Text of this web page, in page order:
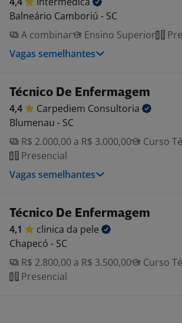
Balneário Camboriú - SC
A combinar
Ensino Superior
Vagas semelhantes
Técnico De Enfermagem
4,4 Carpediem Consultoria
Blumenau - SC
R$ 2.000,00 a R$ 3.000,00
Curso
Presencial
Vagas semelhantes
Técnico De Enfermagem
4,1 clinica da pele
Chapecó - SC
R$ 2.800,00 a R$ 3.500,00
Curso
Presencial